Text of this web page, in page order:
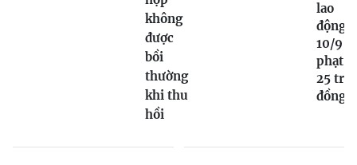
không
được
bồi
thường
khi thu
hồi
lao
động
10/9 bị
phạt
25
đồng